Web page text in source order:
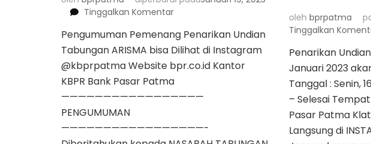
Tinggalkan Komentarpada
Pemenang
Penarikan
ARISMA
Periode
JANUARI
2023
Pengumuman Pemenang Penarikan Undian
Tabungan ARISMA bisa Dilihat di Instagram
@kbprpatma Website bpr.co.id Kantor
KBPR Bank Pasar Patma
—————————————————
PENGUMUMAN
—————————————————-
oleh bprpatma
Tinggalkan
Penarikan
Januari 2023
Tanggal : Senin,
– Selesai
Pasar Patma
Langsung di